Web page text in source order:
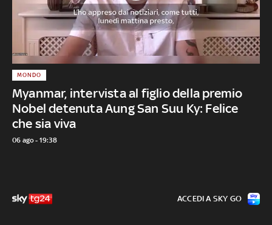
Myanmar, intervista al figlio della premio
Nobel detenuta Aung San Suu Ky: Felice
che sia viva
MONDO
06 ago - 19:38
ACCEDI A SKY GO